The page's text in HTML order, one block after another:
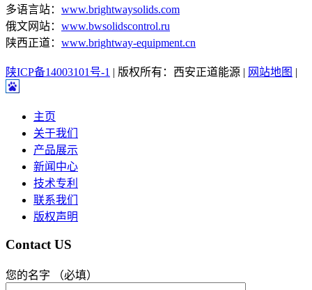
多语言站： www.brightwaysolids.com
俄文网站： www.bwsolidscontrol.ru
陕西正道： www.brightway-equipment.cn
陕ICP备14003101号-1 | 版权所有：西安正道能源 | 网站地图 |
主页
关于我们
产品展示
新闻中心
技术专利
联系我们
版权声明
Contact US
您的名字 （必填）